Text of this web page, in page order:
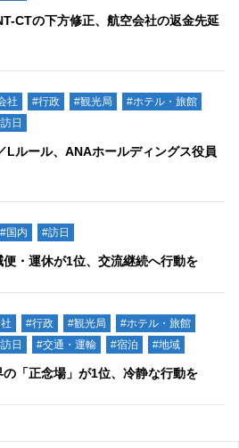
CTの下方修正、航空会社の返金先延
社 #行政 #観光局
#ホテル・旅館
日
Lルール、ANAホールディングス役員
#国内 #訪日
・運休が1位、交流継続へ行動を
#行政 #観光局
#ホテル・旅館
日 #交通・運輸 #宿泊 #地域
「正念場」が1位、冷静な行動を